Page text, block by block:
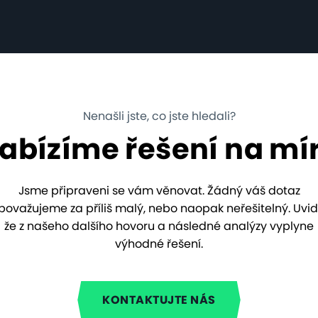
Nenašli jste, co jste hledali?
řešení na
Jsme připraveni se vám věnovat. Žádný váš dotaz
za příliš malý, nebo naopak neřešitelný.
že z našeho dalšího hovoru a následné analýzy vyplyne
výhodné řešení.
KONTAKTUJTE NÁS